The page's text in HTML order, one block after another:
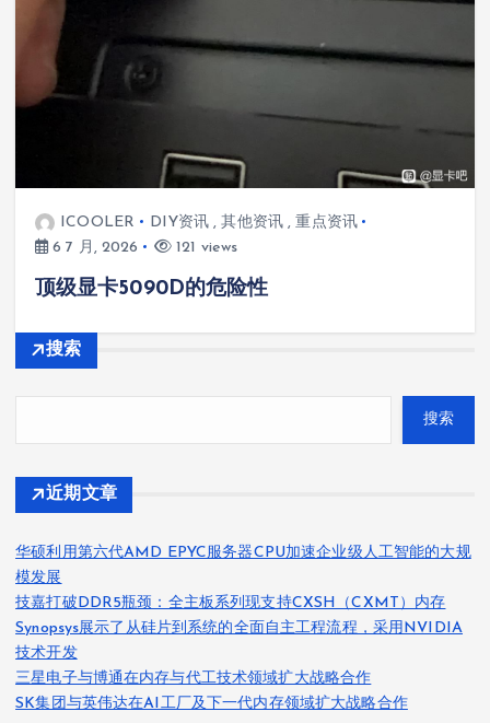
ICOOLER DIY资讯 ,其他资讯 ,重点资讯
6 7 月, 2026
121 views
顶级显卡5090D的危险性
搜索
搜索
近期文章
华硕利用第六代AMD EPYC服务器CPU加速企业级人工智能的大规
模发展
技嘉打破DDR5瓶颈：全主板系列现支持CXSH（CXMT）内存
Synopsys展示了从硅片到系统的全面自主工程流程，采用NVIDIA
技术开发
三星电子与博通在内存与代工技术领域扩大战略合作
SK集团与英伟达在AI工厂及下一代内存领域扩大战略合作